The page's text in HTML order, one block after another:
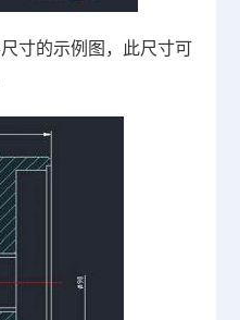
寸的示例图，此尺寸可